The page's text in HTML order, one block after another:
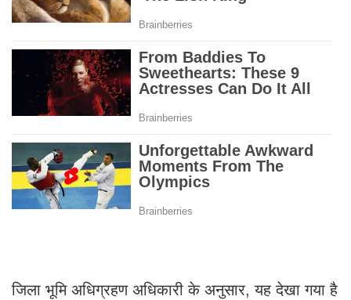
जिला भूमि अधिग्रहण अधिकारी के अनुसार, यह देखा गया है